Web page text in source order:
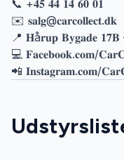
📞 +𝟒𝟓 𝟒𝟒 𝟏𝟒 𝟔𝟎 𝟎𝟏
✉️ 𝐬𝐚𝐥𝐠@𝐜𝐚𝐫𝐜𝐨𝐥𝐥𝐞𝐜𝐭.𝐝𝐤
📍 𝐇å𝐫𝐮𝐩 𝐁𝐲𝐠𝐚𝐝𝐞 𝟏𝟕𝐁
💻 𝐅𝐚𝐜𝐞𝐛𝐨𝐨𝐤.𝐜𝐨𝐦/
📲 𝐈𝐧𝐬𝐭𝐚𝐠𝐫𝐚𝐦.𝐜𝐨𝐦/